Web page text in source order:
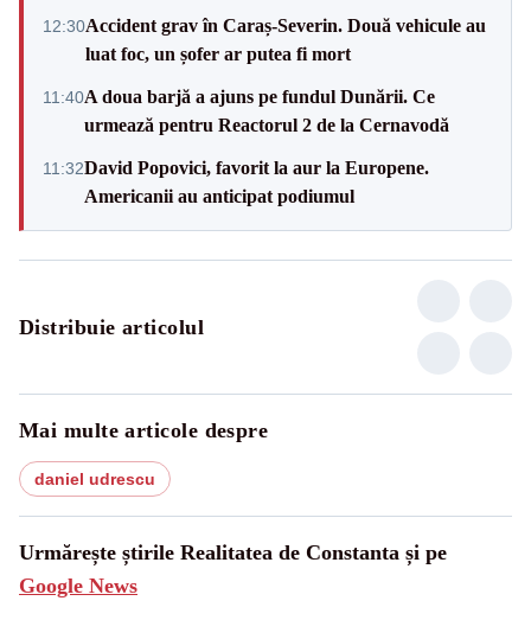
12:30Accident grav în Caraș-Severin. Două vehicule au
luat foc, un șofer ar putea fi mort
11:40A doua barjă a ajuns pe fundul Dunării. Ce
urmează pentru Reactorul 2 de la Cernavodă
11:32David Popovici, favorit la aur la Europene.
Americanii au anticipat podiumul
Distribuie articolul
Mai multe articole despre
daniel udrescu
Urmărește știrile Realitatea de Constanta și pe
Google News